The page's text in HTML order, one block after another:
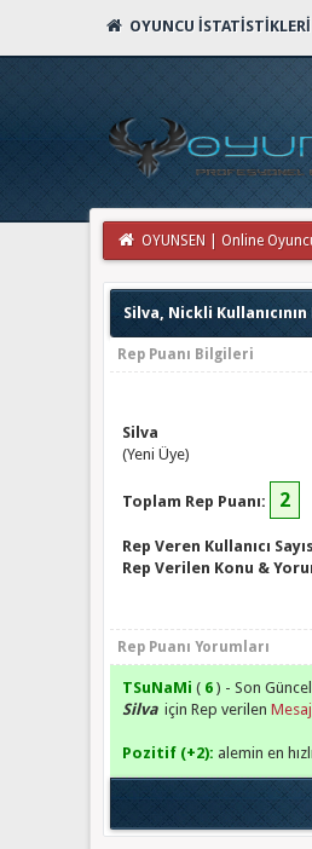
OYUNCU İSTATISTIKLERI
OYUNSEN | Online
Silva, Nickli
Rep Puanı Bilgileri
Silva
(Yeni Üye)
Toplam Rep Puanı: 2
Rep Veren Kullanıcı
Rep Verilen Konu &
Rep Puanı Yorumları
TSuNaMi ( 6 ) - Son
Silvaiçin Rep verilen Mesaj
Pozitif (+2): alemin en